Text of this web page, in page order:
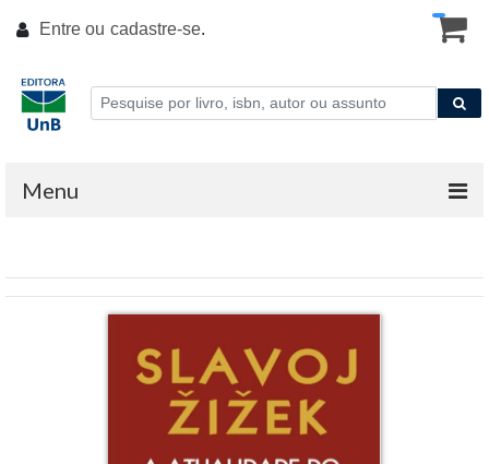
Entre ou cadastre-se.
Menu